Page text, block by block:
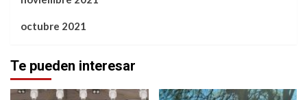
octubre 2021
Te pueden interesar